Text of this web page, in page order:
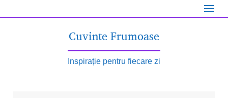
Cuvinte Frumoase
Inspirație pentru fiecare zi